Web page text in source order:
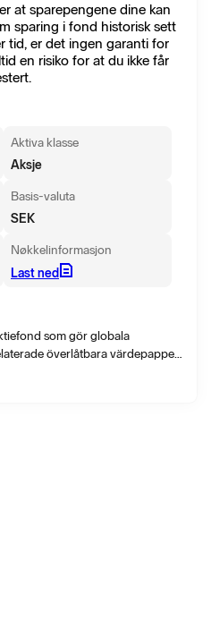
at sparepengene dine kan
sparing i fond historisk sett
tid, er det ingen garanti for
en risiko for at du ikke får
Aktiva klasse
Aksje
Basis-valuta
SEK
Nøkkelinformasjon
Last ned
som gör globala
överlåtbara värdepapper
produkter och/eller tjänster
och eSport, samt Artificiell
över en rullande